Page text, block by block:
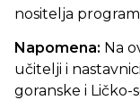
nositelja
Napomena: Na
učitelji i
goranske i Ličko-